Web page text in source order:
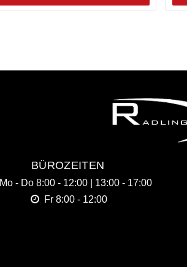
BÜROZEITEN
Mo - Do 8:00 - 12:00 | 13:00 - 17:00
Fr 8:00 - 12:00